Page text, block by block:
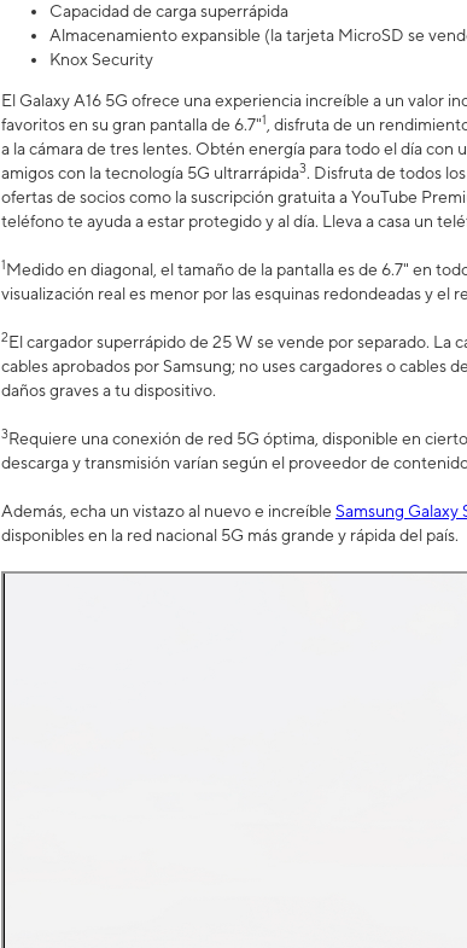
Capacidad de carga superrápida
Almacenamiento expansible (la tarjeta MicroSD se
Knox Security
El Galaxy A16 5G ofrece una experiencia increíble a un valor
favoritos en su gran pantalla de 6.7"1 , disfruta de un
a la cámara de tres lentes. Obtén energía para todo el día con
amigos con la tecnología 5G ultrarrápida3. Disfruta de todos
ofertas de socios como la suscripción gratuita a YouTube
teléfono te ayuda a estar protegido y al día. Lleva a casa un
1Medido en diagonal, el tamaño de la pantalla es de 6.7" en
visualización real es menor por las esquinas redondeadas y el
2El cargador superrápido de 25 W se vende por separado. La
cables aprobados por Samsung; no uses cargadores o cables
daños graves a tu dispositivo.
3Requiere una conexión de red 5G óptima, disponible en
descarga y transmisión varían según el proveedor de
Además, echa un vistazo al nuevo e increíble Samsung Galaxy
disponibles en la red nacional 5G más grande y rápida del país.